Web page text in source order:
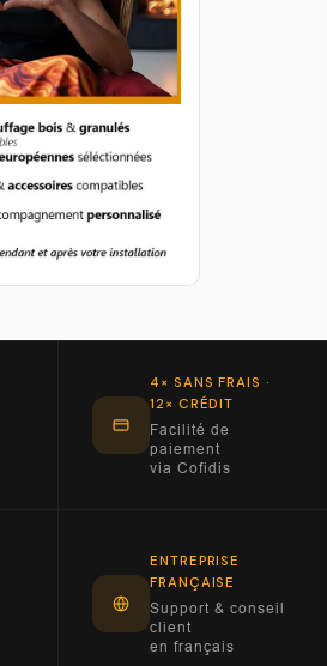
4× SANS FRAIS ·
12× CRÉDIT
Facilité de
paiement
via Cofidis
ENTREPRISE
FRANÇAISE
Support & conseil
client
en français